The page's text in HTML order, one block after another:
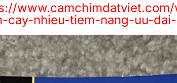
cay-nhieu-tiem-nang-uu-